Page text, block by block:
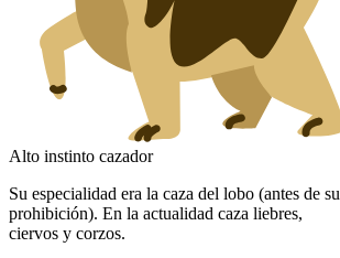
Alto instinto cazador
Su especialidad era la caza del lobo (antes de su
prohibición). En la actualidad caza liebres,
ciervos y corzos.